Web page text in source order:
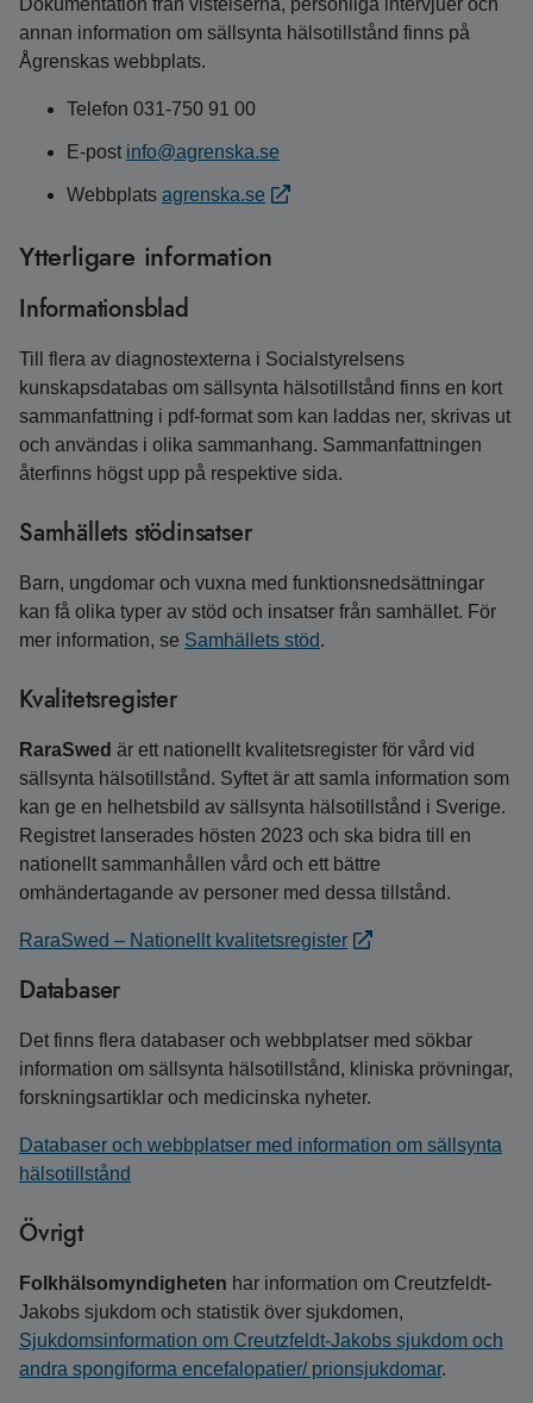
Dokumentation från vistelserna, personliga intervjuer och
annan information om sällsynta hälsotillstånd finns på
Ågrenskas webbplats.
Telefon 031-750 91 00
E-post info@agrenska.se
Webbplats agrenska.se
Ytterligare information
Informationsblad
Till flera av diagnostexterna i Socialstyrelsens
kunskapsdatabas om sällsynta hälsotillstånd finns en kort
sammanfattning i pdf-format som kan laddas ner, skrivas ut
och användas i olika sammanhang. Sammanfattningen
återfinns högst upp på respektive sida.
Samhällets stödinsatser
Barn, ungdomar och vuxna med funktions­ned­sättningar
kan få olika typer av stöd och insatser från samhället. För
mer information, se Samhällets stöd.
Kvalitetsregister
RaraSwed är ett nationellt kvalitetsregister för vård vid
sällsynta hälsotillstånd. Syftet är att samla information som
kan ge en helhetsbild av sällsynta hälsotillstånd i Sverige.
Registret lanserades hösten 2023 och ska bidra till en
nationellt sammanhållen vård och ett bättre
omhändertagande av personer med dessa tillstånd.
RaraSwed – Nationellt kvalitetsregister
Databaser
Det finns flera databaser och webbplatser med sökbar
information om sällsynta hälsotillstånd, kliniska prövningar,
forskningsartiklar och medicinska nyheter.
Databaser och webbplatser med information om sällsynta
hälsotillstånd
Övrigt
Folkhälsomyndigheten har information om Creutzfeldt-
Jakobs sjukdom och statistik över sjukdomen,
Sjukdomsinformation om Creutzfeldt-Jakobs sjukdom och
andra spongiforma encefalopatier/ prionsjukdomar.